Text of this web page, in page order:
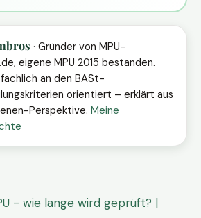
· Gründer von MPU-
eigene MPU 2015 bestanden.
an den BASt-
orientiert – erklärt aus
Perspektive. Meine
- wie lange wird geprüft? |